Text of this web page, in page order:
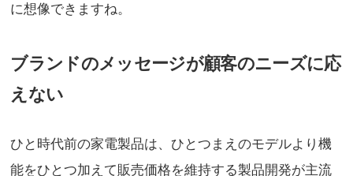
に想像できますね。
ブランドのメッセージが顧客のニーズに応
えない
ひと時代前の家電製品は、ひとつまえのモデルより機
能をひとつ加えて販売価格を維持する製品開発が主流